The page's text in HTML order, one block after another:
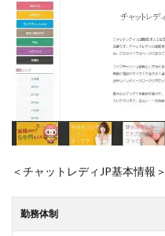
＜チャットレディJP基本情報＞
勤務体制